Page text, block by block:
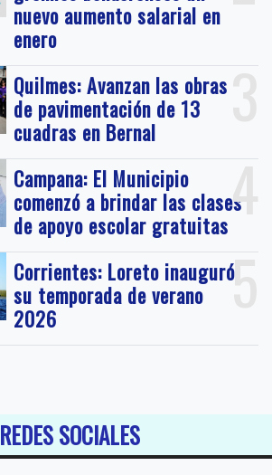
nuevo aumento salarial en
enero
3
Quilmes: Avanzan las obras
de pavimentación de 13
cuadras en Bernal
4
Campana: El Municipio
comenzó a brindar las clases
de apoyo escolar gratuitas
5
Corrientes: Loreto inauguró
su temporada de verano
2026
REDES SOCIALES